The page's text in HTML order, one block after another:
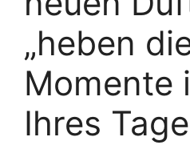
„heben
Momente
Ihres